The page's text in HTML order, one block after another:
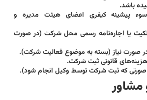
باشد.
پیشینه کیفری اعضای هیئت مدیره و
یا اجاره‌نامه رسمی محل شرکت (در صورت
صورت نیاز (بسته به موضوع فعالیت شرکت).
قانونی ثبت شرکت.
صورتی که ثبت شرکت توسط وکیل انجام شود).